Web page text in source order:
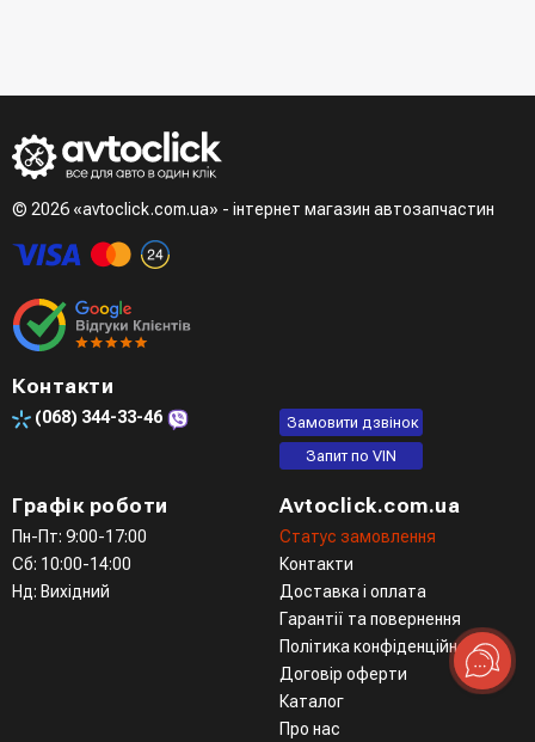
зателефонує менеджер для підтвердження та уточнення
Третій варіант - зробити замовлення в телефонному
Четвертий варіант - замовити через доступні месенджери
(viber, telegram)
© 2026 «avtoclick.com.ua» - інтернет магазин автозапчастин
Контакти
(068) 344-33-46
Замовити дзвінок
Запит по VIN
Графік роботи
Пн-Пт: 9:00-17:00
Сб: 10:00-14:00
Нд: Вихідний
Avtoclick.com.ua
Статус замовлення
Контакти
Доставка і оплата
Гарантії та повернення
Політика конфіденційності
Договір оферти
Каталог
Про нас